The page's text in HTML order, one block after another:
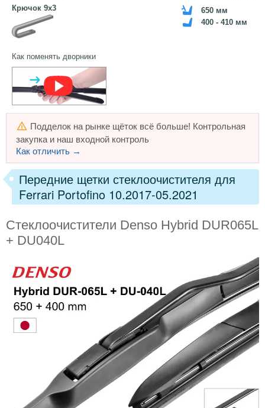
Крючок 9x3
650 мм
400 - 410 мм
Как поменять дворники
Подделок на рынке щёток всё больше! Контрольная
закупка и наш входной контроль
Как отличить →
Передние щетки стеклоочистителя для
Ferrari Portofino 10.2017-05.2021
Стеклоочистители Denso Hybrid DUR065L
+ DU040L